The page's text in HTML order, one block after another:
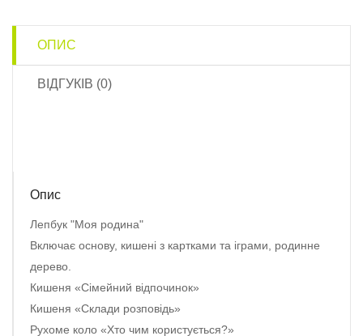
ОПИС
ВІДГУКІВ (0)
Опис
Лепбук "Моя родина"
Включає основу, кишені з картками та іграми, родинне
дерево.
Кишеня «Сімейний відпочинок»
Кишеня «Склади розповідь»
Рухоме коло «Хто чим користується?»